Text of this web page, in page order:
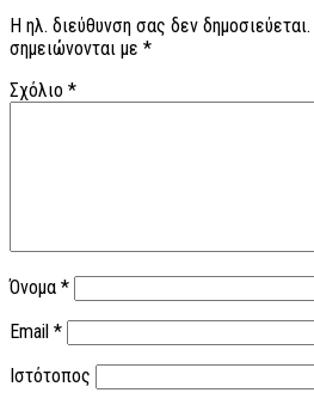
Η ηλ. διεύθυνση σας δεν δημοσιεύεται.
σημειώνονται με *
Σχόλιο *
Όνομα *
Email *
Ιστότοπος